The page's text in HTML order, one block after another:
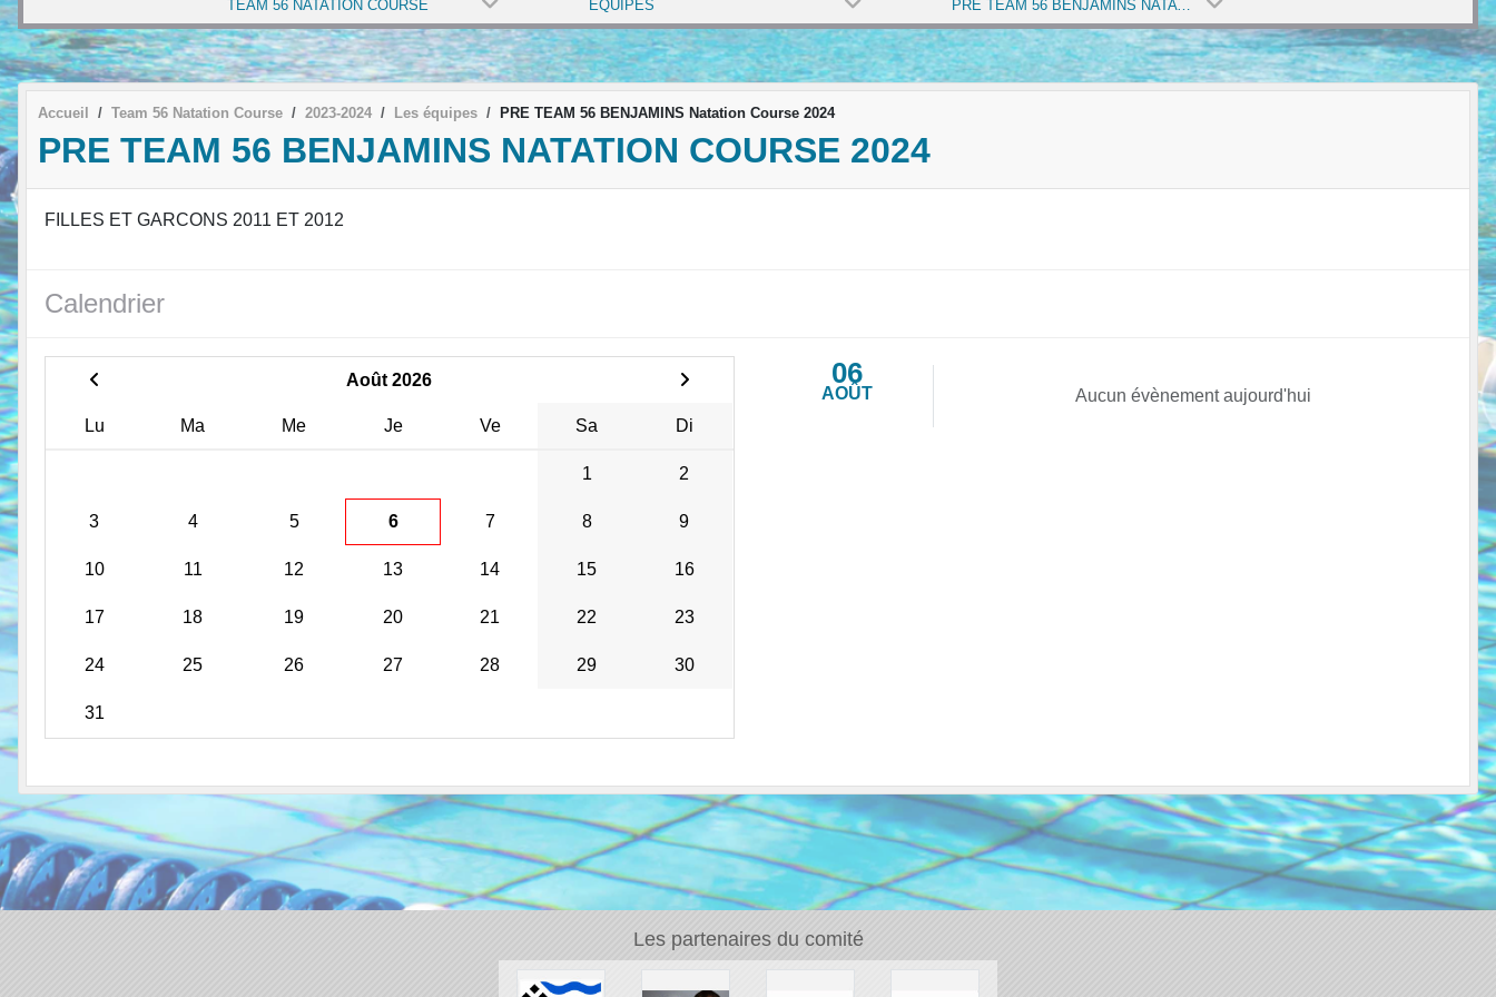
TEAM 56 NATATION COURSE ÉQUIPES PRE TEAM 56 BENJAMINS NATATION COURSE 2024 (SAISON 2023-2024)
Accueil Team 56 Natation Course 2023-2024 Les équipes PRE TEAM 56 BENJAMINS Natation Course 2024
PRE TEAM 56 BENJAMINS NATATION COURSE 2024
FILLES ET GARCONS 2011 ET 2012
Calendrier
Août 2026
Lu Ma Me Je Ve Sa Di
1 2
3 4 5 6 7 8 9
10 11 12 13 14 15 16
17 18 19 20 21 22 23
24 25 26 27 28 29 30
31
06
AOÛT Aucun évènement aujourd'hui
Les partenaires du comité